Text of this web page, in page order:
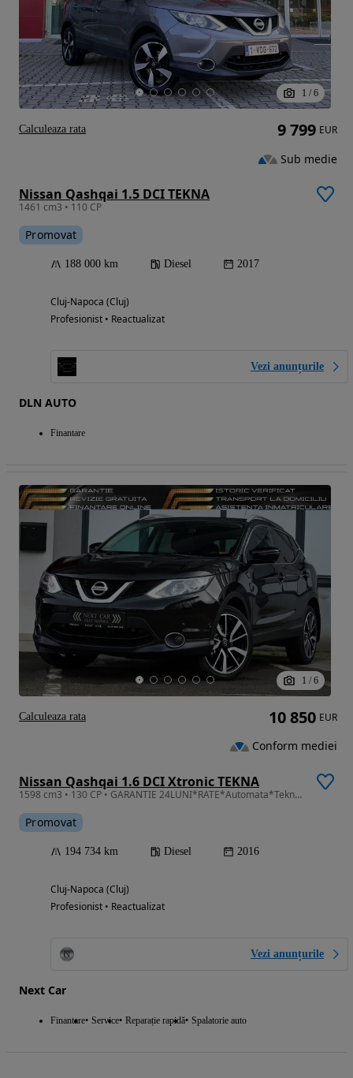
1 / 6
Nissan Qashqai 1.5 DCI TEKNA
1461 cm3 • 110 CP
Promovat
188 000 km Diesel 2017
Cluj-Napoca (Cluj)
Profesionist • Reactualizat
Vezi anunțurile
DLN AUTO
Finantare
9 799 EUR
Sub medie
Calculeaza rata
1 / 6
Nissan Qashqai 1.6 DCI Xtronic TEKNA
1598 cm3 • 130 CP • GARANTIE 24LUNI*RATE*Automata*Tekna Plus*Piele*Panorama*Camere 360*Ful
Promovat
194 734 km Diesel 2016
Cluj-Napoca (Cluj)
Profesionist • Reactualizat
Vezi anunțurile
Next Car
Finantare Service Reparație rapidă Spalatorie auto
10 850 EUR
Conform mediei
Calculeaza rata